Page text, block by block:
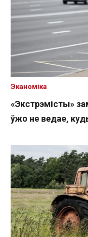
«Экстрэмісты»
ўжо не ведае,
Эканоміка